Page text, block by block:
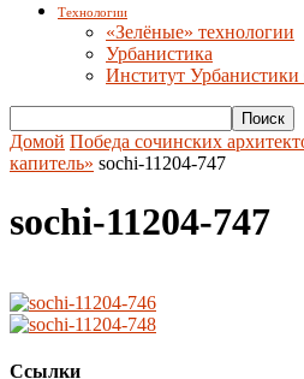
Технологии
«Зелёные» технологии
Урбанистика
Институт
Домой Победа сочинских
капитель» sochi-11204-747
sochi-11204-747
Ссылки